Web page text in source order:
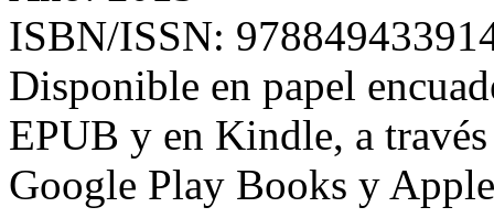
ISBN/ISSN:
Disponible en papel
EPUB y en Kindle, a
Google Play Books y